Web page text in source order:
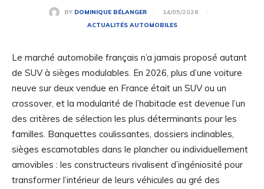
BY DOMINIQUE BÉLANGER
14/05/2026
ACTUALITÉS AUTOMOBILES
Le marché automobile français n’a jamais proposé autant
de SUV à sièges modulables. En 2026, plus d’une voiture
neuve sur deux vendue en France était un SUV ou un
crossover, et la modularité de l’habitacle est devenue l’un
des critères de sélection les plus déterminants pour les
familles. Banquettes coulissantes, dossiers inclinables,
sièges escamotables dans le plancher ou individuellement
amovibles : les constructeurs rivalisent d’ingéniosité pour
transformer l’intérieur de leurs véhicules au gré des